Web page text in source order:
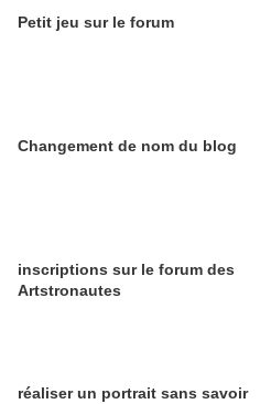
Petit jeu sur le forum
Changement de nom du blog
inscriptions sur le forum des
Artstronautes
réaliser un portrait sans savoir